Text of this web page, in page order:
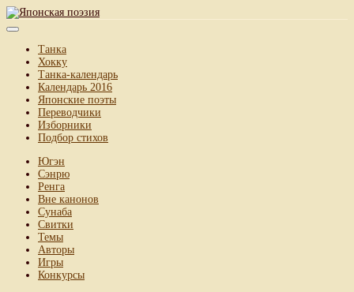
Танка
Хокку
Танка-календарь
Календарь 2016
Японские поэты
Переводчики
Изборники
Подбор стихов
Югэн
Сэнрю
Ренга
Вне канонов
Сунаба
Свитки
Темы
Авторы
Игры
Конкурсы